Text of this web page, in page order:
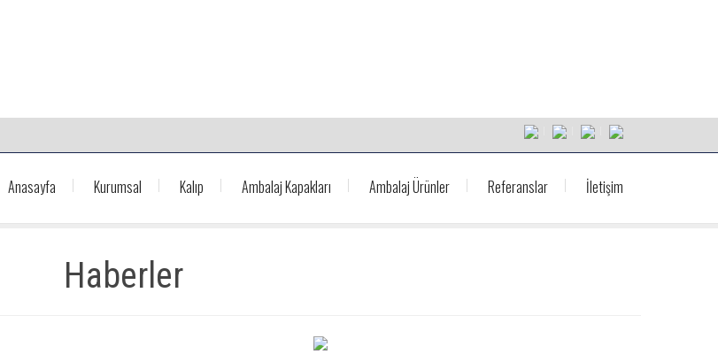
Anasayfa Kurumsal Kalıp Ambalaj Kapakları Ambalaj Ürünler Referanslar İletişim
Haberler